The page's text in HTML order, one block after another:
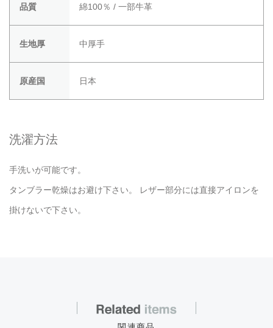
品質 綿100％ / 一部牛革
生地厚 中厚手
原産国 日本
洗濯方法
手洗いが可能です。
タンブラー乾燥はお避け下さい。 レザー部分には直接アイロンを
掛けないで下さい。